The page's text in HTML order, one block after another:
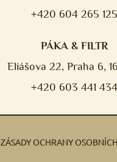
+420 604 265 125
PÁKA & FILTR
Eliášova 22, Praha 6,
+420 603 441 434
ZÁSADY OCHRANY